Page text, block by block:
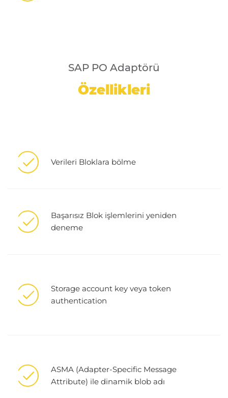
SAP PO Adaptörü
Özellikleri
Verileri Bloklara bölme
Başarısız Blok işlemlerini yeniden
deneme
Storage account key veya token
authentication
ASMA (Adapter-Specific Message
Attribute) ile dinamik blob adı